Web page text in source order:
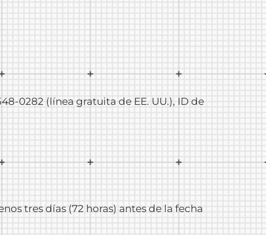
0282 (línea gratuita de EE. UU.), ID de
tres días (72 horas) antes de la fecha